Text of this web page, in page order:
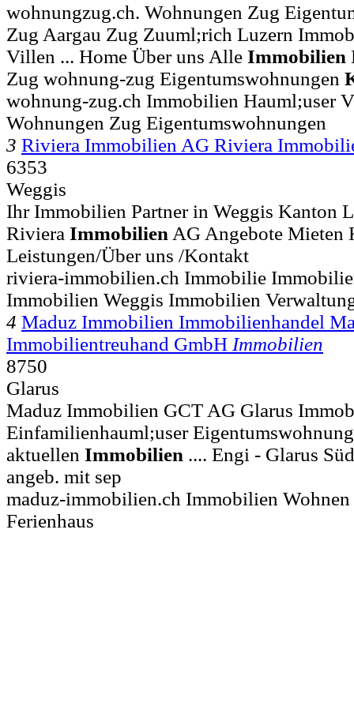
wohnungzug.ch. Wohnungen Zug
Zug Aargau Zug Zuuml;rich Luzern
Villen ... Home Über uns Alle Immobilien
Zug wohnung-zug Eigentumswohnungen
wohnung-zug.ch Immobilien Hauml;user
Wohnungen Zug Eigentumswohnungen
3 Riviera Immobilien AG Riviera
6353
Weggis
Ihr Immobilien Partner in Weggis Kanton
Riviera Immobilien AG Angebote Mieten
Leistungen/Über uns /Kontakt
riviera-immobilien.ch Immobilie
Immobilien Weggis Immobilien
4 Maduz Immobilien Immobilienhandel
Immobilientreuhand GmbH Immobilien
8750
Glarus
Maduz Immobilien GCT AG Glarus
Einfamilienhauml;user
aktuellen Immobilien .... Engi - Glarus
angeb. mit sep
maduz-immobilien.ch Immobilien
Ferienhaus